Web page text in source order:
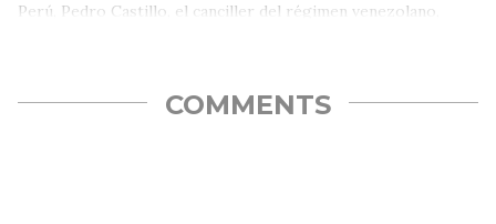
Perú, Pedro Castillo, el canciller del régimen venezolano,
COMMENTS